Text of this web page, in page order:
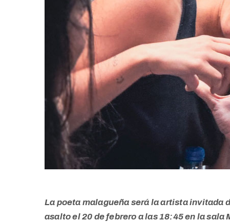
La poeta malagueña será la artista invitada
asalto el 20 de febrero a las 18:45 en la